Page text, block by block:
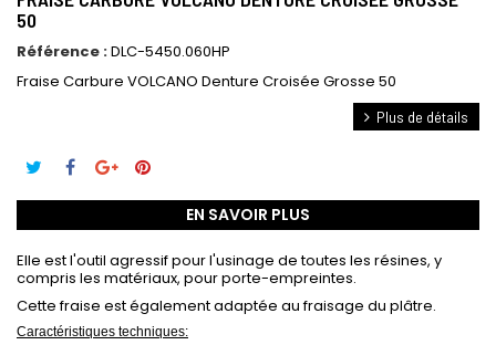
50
Référence :DLC-5450.060HP
Fraise Carbure VOLCANO Denture Croisée Grosse 50
Plus de détails
EN SAVOIR PLUS
Elle est l'outil agressif pour l'usinage de toutes les résines, y
compris les matériaux, pour porte-empreintes.
Cette fraise est également adaptée au fraisage du plâtre.
Caractéristiques techniques: